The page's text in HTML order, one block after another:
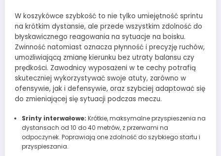
W koszykówce szybkość to nie tylko umiejętność sprintu
na krótkim dystansie, ale przede wszystkim zdolność do
błyskawicznego reagowania na sytuacje na boisku.
Zwinność natomiast oznacza płynność i precyzję ruchów,
umożliwiającą zmianę kierunku bez utraty balansu czy
prędkości. Zawodnicy wyposażeni w te cechy potrafią
skuteczniej wykorzystywać swoje atuty, zarówno w
ofensywie, jak i defensywie, oraz szybciej adaptować się
do zmieniającej się sytuacji podczas meczu.
Srinty interwałowe: Krótkie, maksymalne przyspieszenia na
dystansach od 10 do 40 metrów, z przerwami na
odpoczynek. Poprawiają one zdolność do szybkiego startu i
przyspieszania.